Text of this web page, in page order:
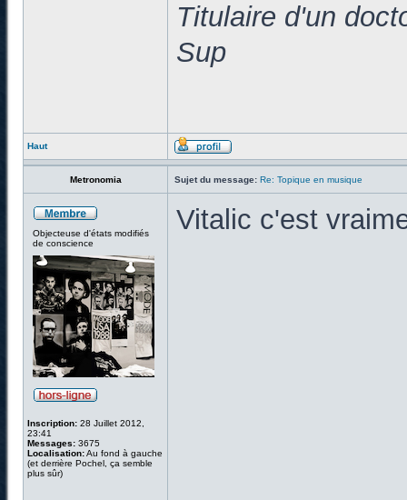
Titulaire d'un
Sup
Haut
Metronomia Sujet du message: Re: Topique en musique
Objecteuse d'états modifiés
de conscience
Inscription: 28 Juillet 2012,
23:41
Messages: 3675
Localisation:Au fond à gauche
(et derrière Pochel, ça semble
plus sûr)
Vitalic c'est